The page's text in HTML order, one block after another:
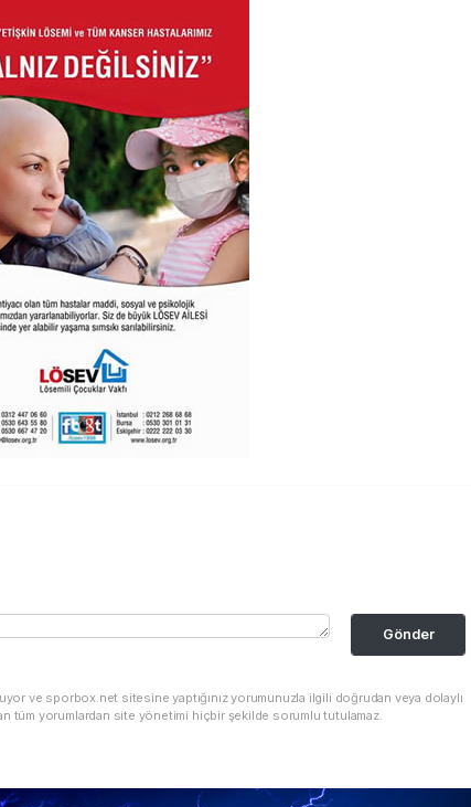
Gönder
ve sporbox.net sitesine yaptığınız yorumunuzla ilgili doğrudan veya dolaylı
tüm yorumlardan site yönetimi hiçbir şekilde sorumlu tutulamaz.